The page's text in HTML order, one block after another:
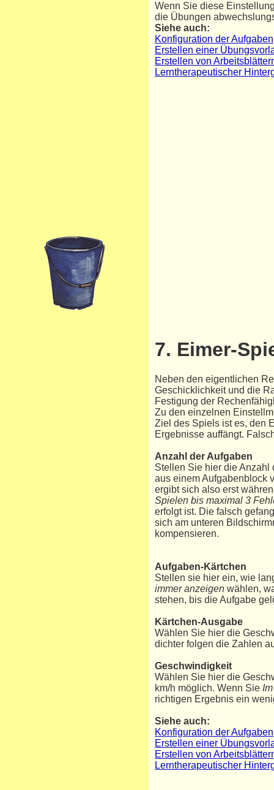
Wenn Sie diese
die Übungen
Siehe auch:
Konfiguration der Aufgaben
Erstellen einer
Erstellen von
Lerntherapeutischer
7. Eimer-
Neben den eigentlichen
Geschicklichkeit und die
Festigung der
Zu den einzelnen
Ziel des Spiels ist es, den
Ergebnisse auffängt.
Anzahl der Aufgaben
Stellen Sie hier die Anzahl
aus einem Aufgabenblock
ergibt sich also erst
Spielen bis maximal 3
erfolgt ist. Die falsch
sich am unteren
kompensieren.
Aufgaben-Kärtchen
Stellen sie hier ein, wie
immer anzeigen wählen,
stehen, bis die Aufgabe
Kärtchen-Ausgabe
Wählen Sie hier die
dichter folgen die Zahlen
Geschwindigkeit
Wählen Sie hier die
km/h möglich. Wenn Sie
richtigen Ergebnis ein
Siehe auch:
Konfiguration der Aufgaben
Erstellen einer
Erstellen von
Lerntherapeutischer